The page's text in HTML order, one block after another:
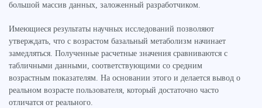
большой массив данных, заложенный разработчиком.
Имеющиеся результаты научных исследований позволяют
утверждать, что с возрастом базальный метаболизм начинает
замедляться. Полученные расчетные значения сравниваются с
табличными данными, соответствующими со средним
возрастным показателям. На основании этого и делается вывод о
реальном возрасте пользователя, который достаточно часто
отличатся от реального.